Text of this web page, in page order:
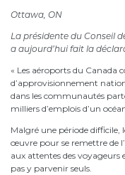
Ottawa, ON
La présidente du Conseil
a aujourd’hui fait la
« Les aéroports du Canada
d’approvisionnement
dans les communautés
milliers d’emplois d’un
Malgré une période
œuvre pour se remettre de
aux attentes des voyageurs
pas y parvenir seuls.